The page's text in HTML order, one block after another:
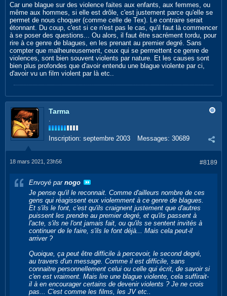
Car une blague sur des violence faites aux enfants, aux femmes, ou
même aux hommes, si elle est drôle, c'est justement parce qu'elle se
permet de nous choquer (comme celle de Tex). Le contraire serait
étonnant. Du coup, c'est si ce n'est pas le cas, qu'il faut là commencer
à se poser des questions... Ou alors, il faut être sacrément tordu, pour
rire à ce genre de blagues, en les prenant au premier degré. Sans
compter que malheureusement, ceux qui se permettent ce genre de
violences, sont bien souvent violents par nature. Et les causes sont
bien plus profondes que d'avoir entendu une blague violente par ci,
d'avoir vu un film violent par là etc..
Tarma
Inscription: septembre 2003 Messages: 30689
#8189
18 mars 2021, 23h56
Envoyé par nogo
Je pense qu'il le reconnait. Comme d'ailleurs nombre de ces
gens qui réagissent eux violemment à ce genre de blagues.
Et s'ils le font, c'est qu'ils craignent justement que d'autres
puissent les prendre au premier degré, et qu'ils passent à
l'acte, s'ils ne l'ont jamais fait, ou qu'ils se sentent invités à
continuer de le faire, s'ils le font déjà... Mais cela peut-il
arriver ?
Quoique, ça peut être difficile à percevoir, le second degré,
au travers d'un message. Comme il est difficile, sans
connaitre personnellement celui ou celle qui écrit, de savoir si
c'en est vraiment. Mais lire une blague violente, cela suffirait-
il à en encourager certains de devenir violents ? Je ne crois
pas... C'est comme les films, les JV etc..